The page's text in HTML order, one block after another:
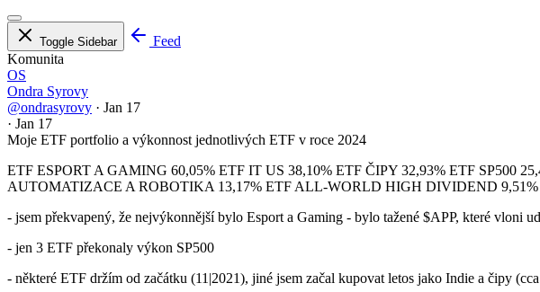
Toggle Sidebar
Feed
Komunita
OS
Ondra Syrovy
@ondrasyrovy · Jan 17
· Jan 17
Moje ETF portfolio a výkonnost jednotlivých ETF v roce 2024
ETF ESPORT A GAMING 60,05% ETF IT US 38,10% ETF ČIPY 32,93% ETF SP500
AUTOMATIZACE A ROBOTIKA 13,17% ETF ALL-WORLD HIGH DIVIDEND
- jsem překvapený, že nejvýkonnější bylo Esport a Gaming - bylo tažené $APP, které vloni
- jen 3 ETF překonaly výkon SP500
- některé ETF držím od začátku (11|2021), jiné jsem začal kupovat letos jako Indie a čipy